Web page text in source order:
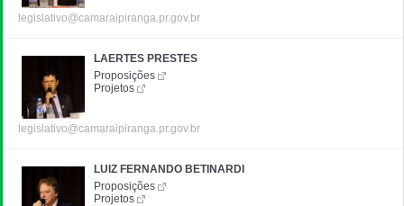
legislativo@camaraipiranga.pr.gov.br
LAERTES PRESTES
Proposições
Projetos
legislativo@camaraipiranga.pr.gov.br
LUIZ FERNANDO BETINARDI
Proposições
Projetos